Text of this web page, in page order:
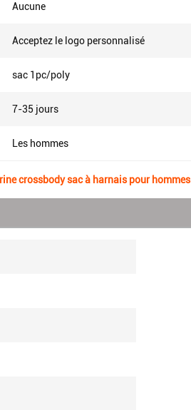
Aucune
Acceptez le logo personnalisé
sac 1pc/poly
7-35 jours
Les hommes
crossbody sac à harnais pour hommes